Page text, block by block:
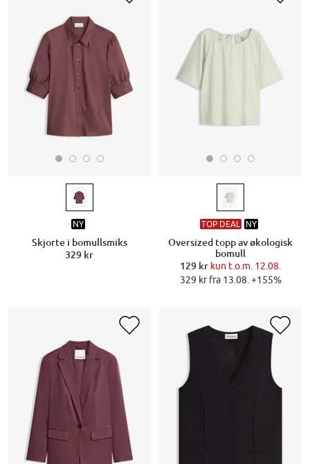
NY
Skjorte i bomullsmiks
329 kr
TOP DEAL NY
Oversized topp av økologisk
bomull
129 kr kun t.o.m. 12.08.
329 kr fra 13.08. +155%